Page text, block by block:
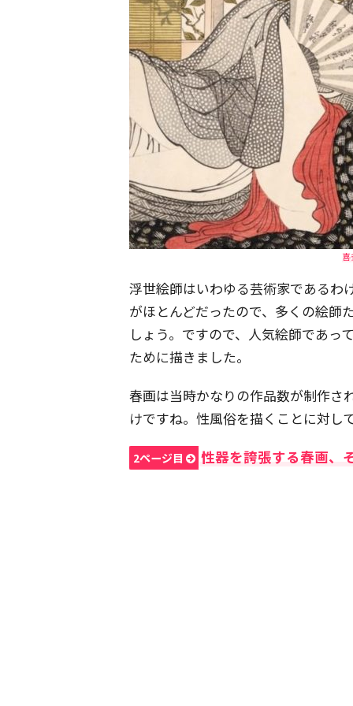
浮世絵師はいわゆる芸術家であるわ
がほとんどだったので、多くの絵師
しょう。ですので、人気絵師であっ
ために描きました。
春画は当時かなりの作品数が制作さ
けですね。性風俗を描くことに対し
2ページ目 性器を誇張する春画、